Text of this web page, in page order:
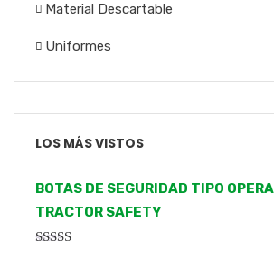
Material Descartable
Uniformes
LOS MÁS VISTOS
BOTAS DE SEGURIDAD TIPO
TRACTOR SAFETY